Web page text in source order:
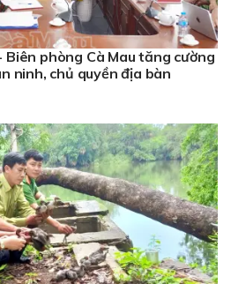
Biên phòng Cà Mau tăng cường
ninh, chủ quyền địa bàn